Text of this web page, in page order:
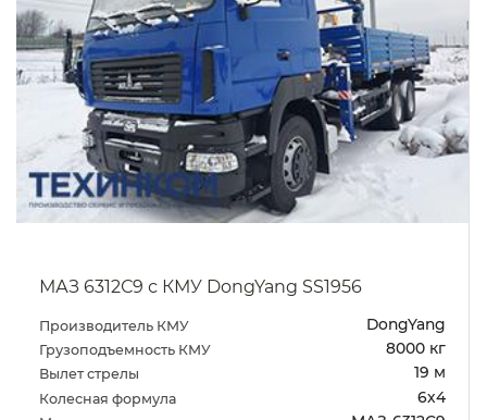
МАЗ 6312С9 с КМУ DongYang SS1956
Производитель КМУ DongYang
Грузоподъемность КМУ 8000 кг
Вылет стрелы 19 м
Колесная формула 6х4